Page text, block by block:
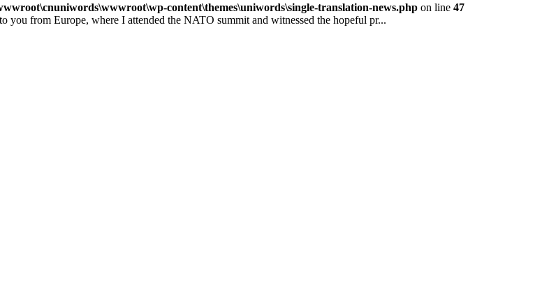
content\themes\uniwords\single-translation-news.php on line 47
from Europe, where I attended the NATO summit and witnessed the hopeful pr...